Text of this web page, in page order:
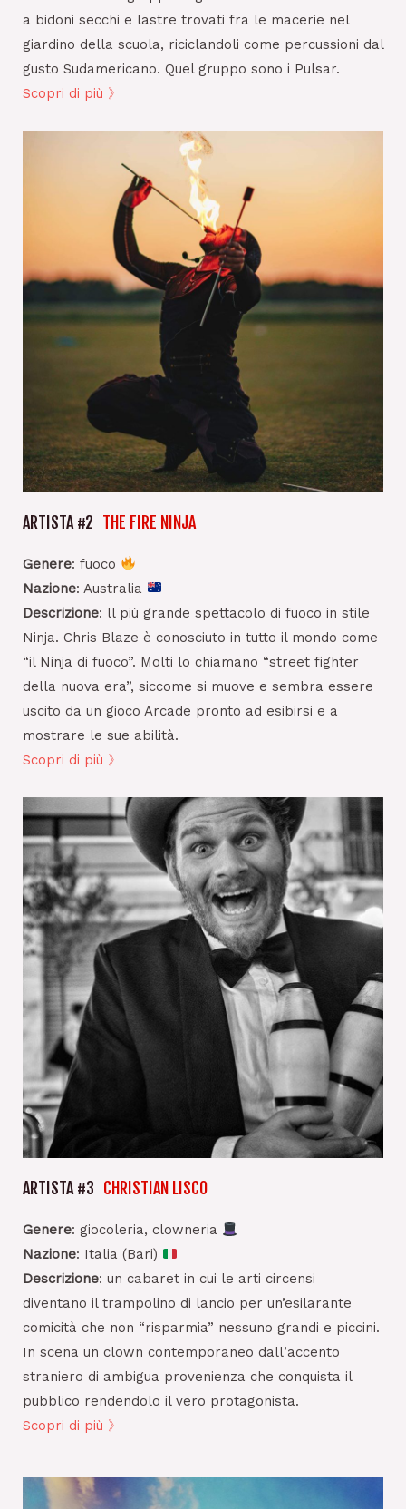
a bidoni secchi e lastre trovati fra le macerie nel
giardino della scuola, riciclandoli come percussioni dal
gusto Sudamericano. Quel gruppo sono i Pulsar.
Scopri di più 》
ARTISTA #2 THE FIRE NINJA
Genere: fuoco
Nazione: Australia
Descrizione: ll più grande spettacolo di fuoco in stile
Ninja. Chris Blaze è conosciuto in tutto il mondo come
“il Ninja di fuoco”. Molti lo chiamano “street fighter
della nuova era”, siccome si muove e sembra essere
uscito da un gioco Arcade pronto ad esibirsi e a
mostrare le sue abilità.
Scopri di più 》
ARTISTA #3 CHRISTIAN LISCO
Genere: giocoleria, clowneria
Nazione: Italia (Bari)
Descrizione: un cabaret in cui le arti circensi
diventano il trampolino di lancio per un’esilarante
comicità che non “risparmia” nessuno grandi e piccini.
In scena un clown contemporaneo dall’accento
straniero di ambigua provenienza che conquista il
pubblico rendendolo il vero protagonista.
Scopri di più 》